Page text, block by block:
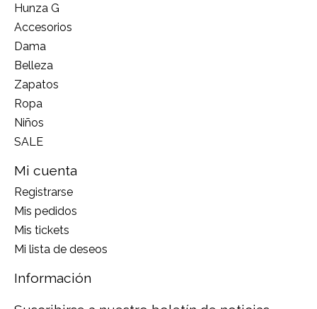
Hunza G
Accesorios
Dama
Belleza
Zapatos
Ropa
Niños
SALE
Mi cuenta
Registrarse
Mis pedidos
Mis tickets
Mi lista de deseos
Información